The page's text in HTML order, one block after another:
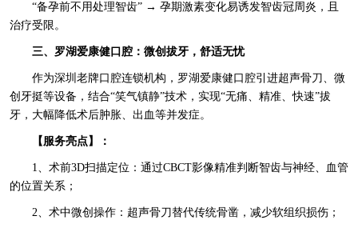
“备孕前不用处理智齿” → 孕期激素变化易诱发智齿冠周炎，且
治疗受限。
三、罗湖爱康健口腔：微创拔牙，舒适无忧
作为深圳老牌口腔连锁机构，罗湖爱康健口腔引进超声骨刀、微
创牙挺等设备，结合“笑气镇静”技术，实现“无痛、精准、快速”拔
牙，大幅降低术后肿胀、出血等并发症。
【服务亮点】：
1、术前3D扫描定位：通过CBCT影像精准判断智齿与神经、血管
的位置关系；
2、术中微创操作：超声骨刀替代传统骨凿，减少软组织损伤；